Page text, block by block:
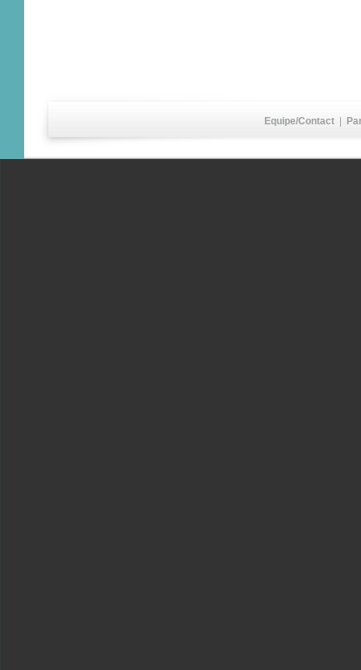
Equipe/Contact